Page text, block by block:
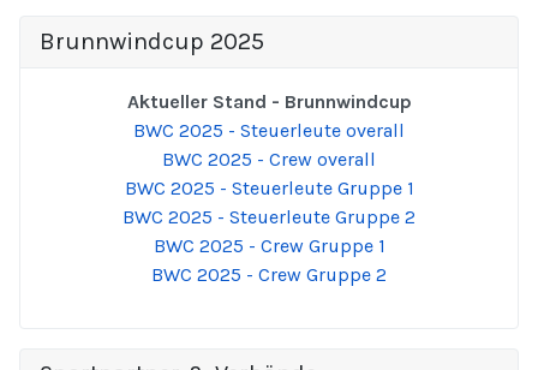
Brunnwindcup 2025
Aktueller Stand - Brunnwindcup
BWC 2025 - Steuerleute overall
BWC 2025 - Crew overall
BWC 2025 - Steuerleute Gruppe 1
BWC 2025 - Steuerleute Gruppe 2
BWC 2025 - Crew Gruppe 1
BWC 2025 - Crew Gruppe 2